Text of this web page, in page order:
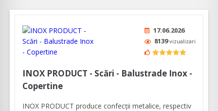
17.06.2026
8139vizualizari
INOX PRODUCT - Scări - Balustrade Inox -
Copertine
INOX PRODUCT produce confecții metalice, respectiv